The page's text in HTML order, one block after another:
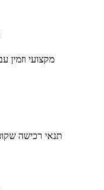
מקצועי וזמין
תנאי רכישה